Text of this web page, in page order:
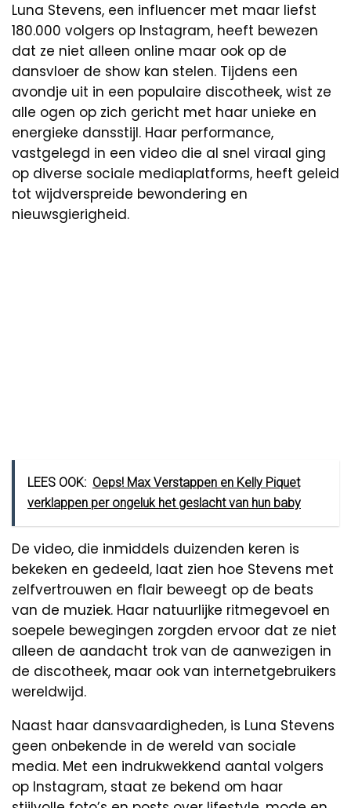
Luna Stevens, een influencer met maar liefst
180.000 volgers op Instagram, heeft bewezen
dat ze niet alleen online maar ook op de
dansvloer de show kan stelen. Tijdens een
avondje uit in een populaire discotheek, wist ze
alle ogen op zich gericht met haar unieke en
energieke dansstijl. Haar performance,
vastgelegd in een video die al snel viraal ging
op diverse sociale mediaplatforms, heeft geleid
tot wijdverspreide bewondering en
nieuwsgierigheid.
LEES OOK: Oeps! Max Verstappen en Kelly Piquet
verklappen per ongeluk het geslacht van hun baby
De video, die inmiddels duizenden keren is
bekeken en gedeeld, laat zien hoe Stevens met
zelfvertrouwen en flair beweegt op de beats
van de muziek. Haar natuurlijke ritmegevoel en
soepele bewegingen zorgden ervoor dat ze niet
alleen de aandacht trok van de aanwezigen in
de discotheek, maar ook van internetgebruikers
wereldwijd.
Naast haar dansvaardigheden, is Luna Stevens
geen onbekende in de wereld van sociale
media. Met een indrukwekkend aantal volgers
op Instagram, staat ze bekend om haar